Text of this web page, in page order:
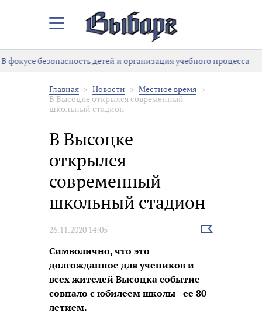
Закрыть/
меню
В фокусе безопасность детей и организация учебного процесса
Главная Новости
Местное время
В Высоцке открылся современный
школьный стадион
В Высоцке
открылся
современный
школьный стадион
26.11.2020 14:05
Выбрать
Символично, что это
долгожданное для учеников и
всех жителей Высоцка событие
совпало с юбилеем школы - ее 80-
летием.